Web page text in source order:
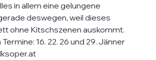
in allem eine gelungene
deswegen, weil dieses
ohne Kitschszenen auskommt.
16. 22. 26 und 29. Jänner